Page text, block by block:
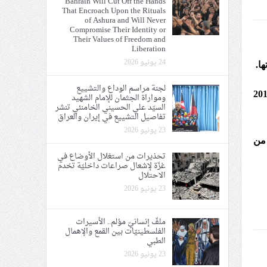
الحريّة والتحرير
الإمام الحسين «ع»
في إيران والعراق
«جبروتكم تحت أقدامنا» اسم هذا الطاغية يوم أمس الجمعة 26 أغسطس/ آب 2016
من
That Encroach Upon the Rituals
of Ashura and Will Never
Compromise Their Identity or
Their Values of Freedom and
Liberation
24 يونيو 2026
لجنة مراسم الوداع والتشييع
ومواراة الجثمان للإمام الشهيد
السيّد علي الحسيني الخامنئي تنشر
تفاصيل التشييع في إيران والعراق
23 يونيو 2026
تحذيرات من استغلال الأوضاع في
غزّة لإشعال صراعات داخليّة تخدم
الاحتلال
23 يونيو 2026
ملفّ إنسانيّ مؤلم.. الأسيرات
الفلسطينيّات بين القمع والإهمال
الطبي
23 يونيو 2026